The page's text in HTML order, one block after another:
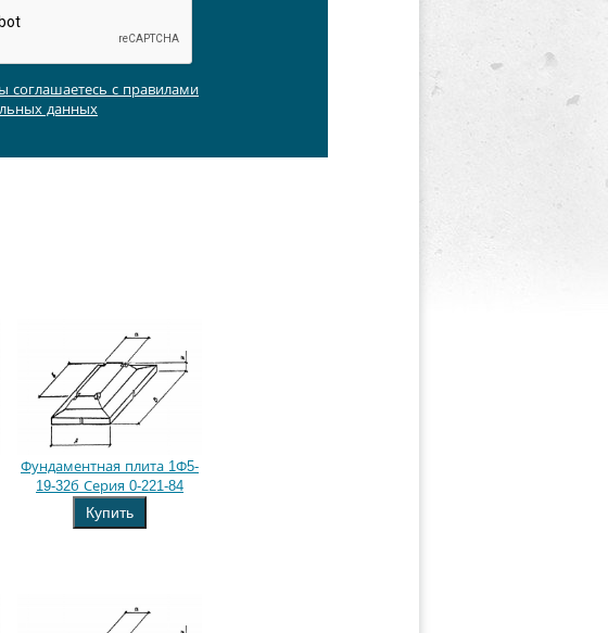
соглашаетесь с правилами
данных
Фундаментная плита 1Ф5-
19-32б Серия 0-221-84
Купить